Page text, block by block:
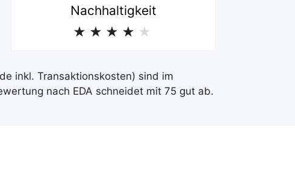
Nachhaltigkeit
★ ★ ★ ★ ★
inkl. Transaktionskosten) sind im
nach EDA schneidet mit 75 gut ab.